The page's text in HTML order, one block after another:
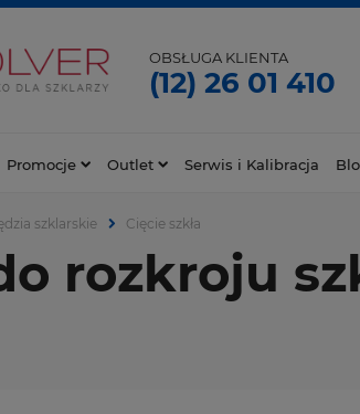
OBSŁUGA KLIENTA
(12) 26 01 410
Promocje Outlet Serwis i Kalibracja
szklarskie Cięcie szkła
rozkroju